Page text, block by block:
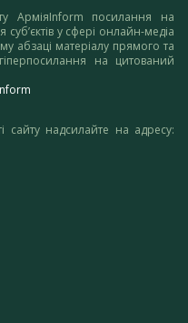
АрміяInform посилання на
суб’єктів у сфері онлайн-медіа
абзаці матеріалу прямого та
на цитований
сайту надсилайте на адресу: